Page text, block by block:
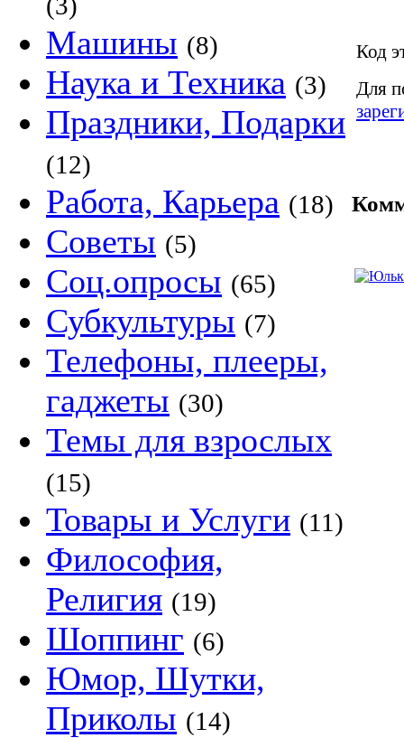
Машины (8)
Наука и Техника (3)
Праздники, Подарки
(12)
Работа, Карьера (18)
Советы (5)
Соц.опросы (65)
Субкультуры (7)
Телефоны, плееры,
гаджеты (30)
Темы для взрослых
(15)
Товары и Услуги (11)
Философия,
Религия (19)
Шоппинг (6)
Юмор, Шутки,
Приколы (14)
Код
Для